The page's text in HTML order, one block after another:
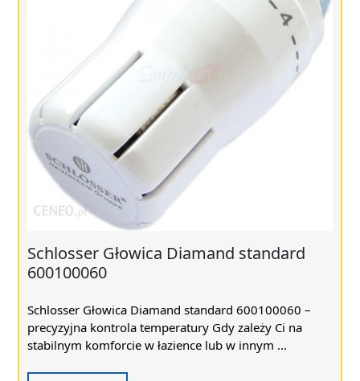
Schlosser Głowica Diamand standard
600100060
Schlosser Głowica Diamand standard 600100060 –
precyzyjna kontrola temperatury Gdy zależy Ci na
stabilnym komforcie w łazience lub w innym ...